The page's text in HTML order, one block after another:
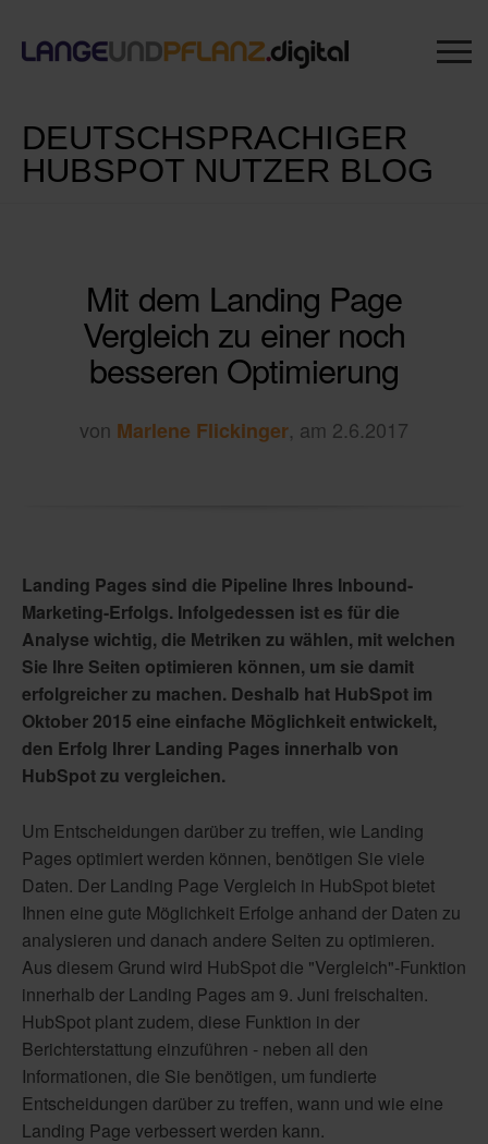
DEUTSCHSPRACHIGER
HUBSPOT NUTZER BLOG
Mit dem Landing Page
Vergleich zu einer noch
besseren Optimierung
von Marlene Flickinger, am 2.6.2017
Landing Pages sind die Pipeline Ihres Inbound-
Marketing-Erfolgs. Infolgedessen ist es für die
Analyse wichtig, die Metriken zu wählen, mit welchen
Sie Ihre Seiten optimieren können, um sie damit
erfolgreicher zu machen. Deshalb hat HubSpot im
Oktober 2015 eine einfache Möglichkeit entwickelt,
den Erfolg Ihrer Landing Pages innerhalb von
HubSpot zu vergleichen.
Um Entscheidungen darüber zu treffen, wie Landing
Pages optimiert werden können, benötigen Sie viele
Daten. Der Landing Page Vergleich in HubSpot bietet
Ihnen eine gute Möglichkeit Erfolge anhand der Daten zu
analysieren und danach andere Seiten zu optimieren.
Aus diesem Grund wird HubSpot die "Vergleich"-Funktion
innerhalb der Landing Pages am 9. Juni freischalten.
HubSpot plant zudem, diese Funktion in der
Berichterstattung einzuführen - neben all den
Informationen, die Sie benötigen, um fundierte
Entscheidungen darüber zu treffen, wann und wie eine
Landing Page verbessert werden kann.